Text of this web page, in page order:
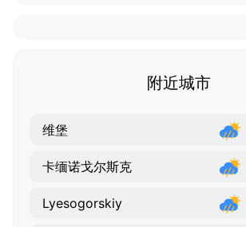
附近城市
维堡
卡缅诺戈尔斯克
Lyesogorskiy